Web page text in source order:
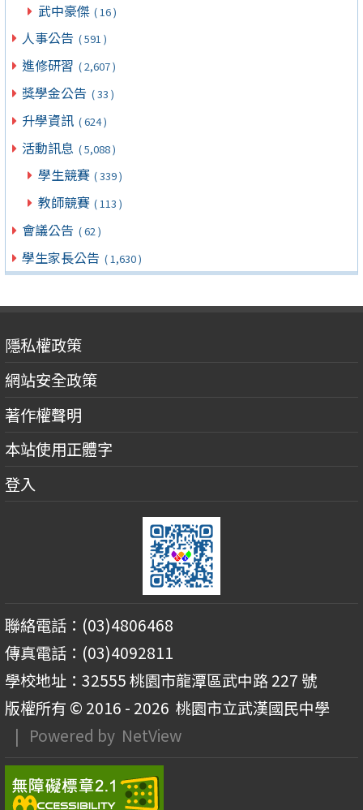
武中豪傑 ( 16 )
人事公告 ( 591 )
進修研習 ( 2,607 )
獎學金公告 ( 33 )
升學資訊 ( 624 )
活動訊息 ( 5,088 )
學生競賽 ( 339 )
教師競賽 ( 113 )
會議公告 ( 62 )
學生家長公告 ( 1,630 )
隱私權政策
網站安全政策
著作權聲明
本站使用正體字
登入
聯絡電話：(03)4806468
傳真電話：(03)4092811
學校地址：32555 桃園市龍潭區武中路 227 號
版權所有 © 2016 - 2026 桃園市立武漢國民中學
| Powered by NetView